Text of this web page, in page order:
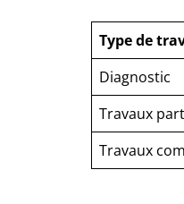
Type de
Diagnostic
Travaux
Travaux